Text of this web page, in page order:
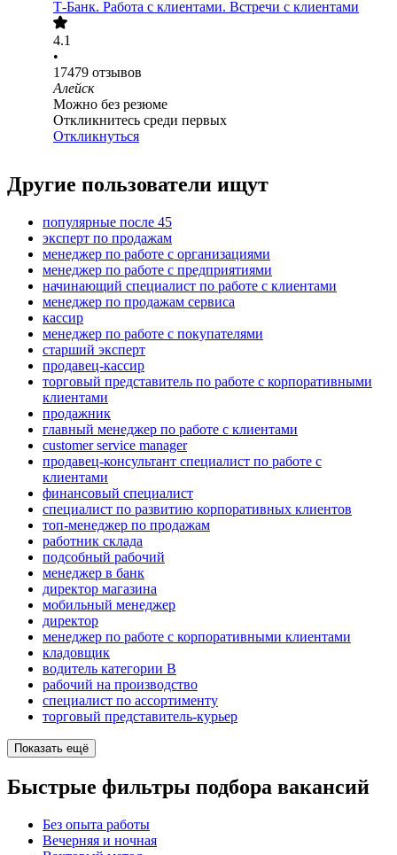
Т-Банк. Работа с клиентами. Встречи с клиентами
4.1
•
17479 отзывов
Алейск
Можно без резюме
Откликнитесь среди первых
Откликнуться
Другие пользователи ищут
популярные после 45
эксперт по продажам
менеджер по работе с организациями
менеджер по работе с предприятиями
начинающий специалист по работе с клиентами
менеджер по продажам сервиса
кассир
менеджер по работе с покупателями
старший эксперт
продавец-кассир
торговый представитель по работе с корпоративными
клиентами
продажник
главный менеджер по работе с клиентами
customer service manager
продавец-консультант специалист по работе с
клиентами
финансовый специалист
специалист по развитию корпоративных клиентов
топ-менеджер по продажам
работник склада
подсобный рабочий
менеджер в банк
директор магазина
мобильный менеджер
директор
менеджер по работе с корпоративными клиентами
кладовщик
водитель категории B
рабочий на производство
специалист по ассортименту
торговый представитель-курьер
Показать ещё
Быстрые фильтры подбора вакансий
Без опыта работы
Вечерняя и ночная